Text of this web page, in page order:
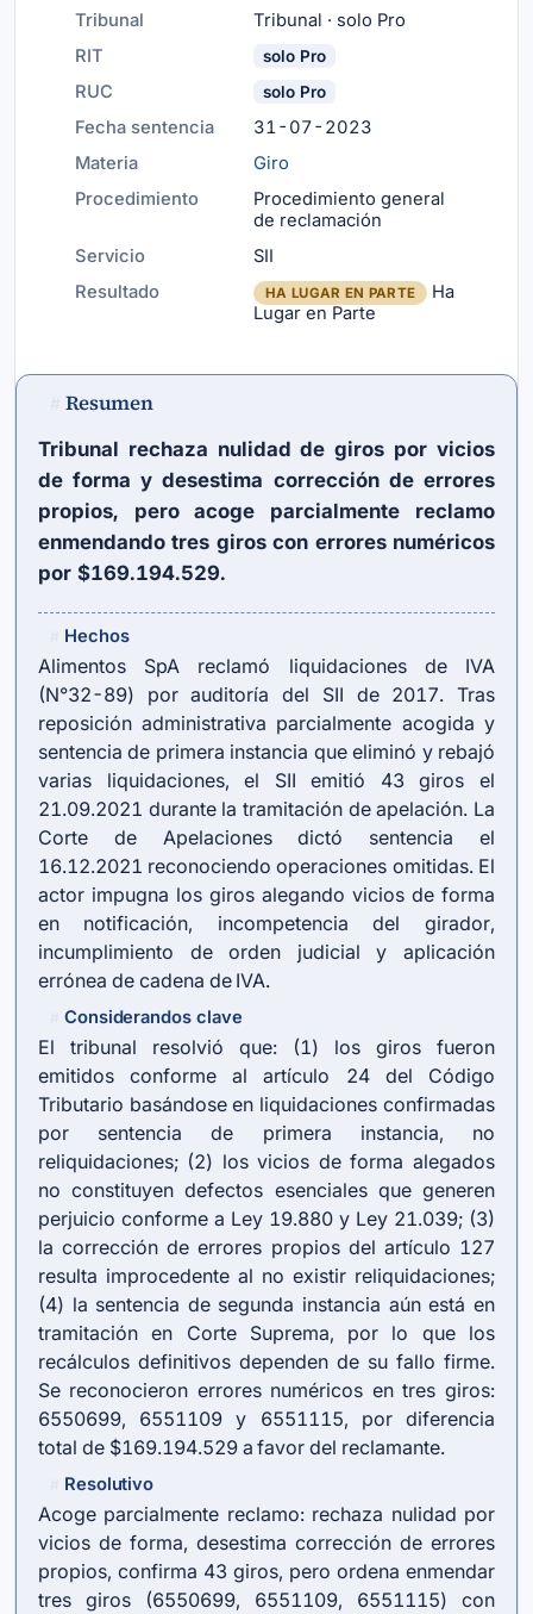
Tribunal
Tribunal · solo Pro
RIT
solo Pro
RUC solo Pro
Fecha sentencia
31-07-2023
Materia
Giro
Procedimiento
Procedimiento general
de reclamación
Servicio
SII
Resultado
HA LUGAR EN PARTE
Ha
Lugar en Parte
Resumen
Tribunal rechaza nulidad de giros por vicios
de forma y desestima corrección de errores
propios, pero acoge parcialmente reclamo
enmendando tres giros con errores numéricos
por $169.194.529.
Hechos
Alimentos SpA reclamó liquidaciones de IVA
(N°32-89) por auditoría del SII de 2017. Tras
reposición administrativa parcialmente acogida y
sentencia de primera instancia que eliminó y rebajó
varias liquidaciones, el SII emitió 43 giros el
21.09.2021 durante la tramitación de apelación. La
Corte de Apelaciones dictó sentencia el
16.12.2021 reconociendo operaciones omitidas. El
actor impugna los giros alegando vicios de forma
en notificación, incompetencia del girador,
incumplimiento de orden judicial y aplicación
errónea de cadena de IVA.
Considerandos clave
El tribunal resolvió que: (1) los giros fueron
emitidos conforme al artículo 24 del Código
Tributario basándose en liquidaciones confirmadas
por sentencia de primera instancia, no
reliquidaciones; (2) los vicios de forma alegados
no constituyen defectos esenciales que generen
perjuicio conforme a Ley 19.880 y Ley 21.039; (3)
la corrección de errores propios del artículo 127
resulta improcedente al no existir reliquidaciones;
(4) la sentencia de segunda instancia aún está en
tramitación en Corte Suprema, por lo que los
recálculos definitivos dependen de su fallo firme.
Se reconocieron errores numéricos en tres giros:
6550699, 6551109 y 6551115, por diferencia
total de $169.194.529 a favor del reclamante.
Resolutivo
Acoge parcialmente reclamo: rechaza nulidad por
vicios de forma, desestima corrección de errores
propios, confirma 43 giros, pero ordena enmendar
tres giros (6550699, 6551109, 6551115) con